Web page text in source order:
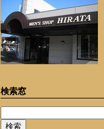
検索窓